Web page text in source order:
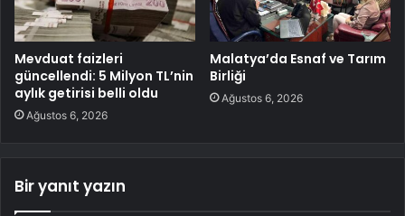
Mevduat faizleri
güncellendi: 5 Milyon TL’nin
aylık getirisi belli oldu
Ağustos 6, 2026
Malatya’da Esnaf ve Tarım
Birliği
Ağustos 6, 2026
Bir yanıt yazın